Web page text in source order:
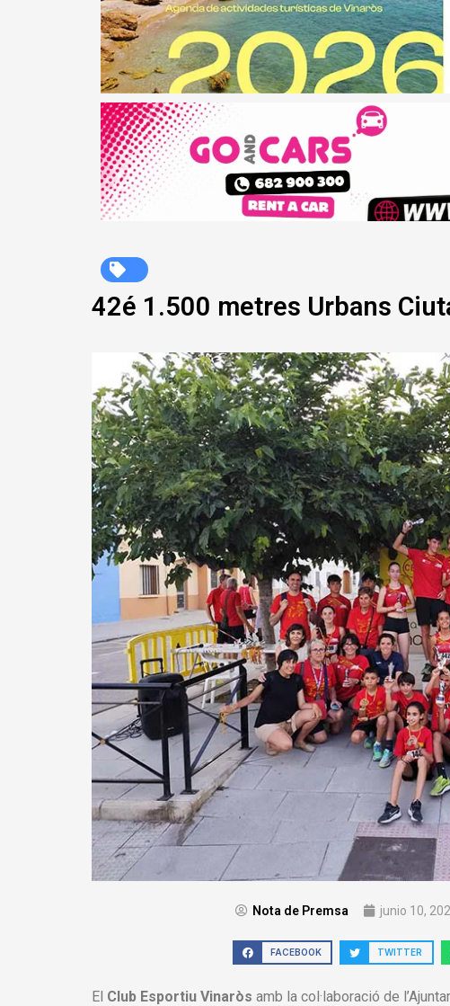
42é 1.500 metres Urbans
Nota de Premsa junio 10,
FACEBOOK TWITTER
El Club Esportiu Vinaròs amb la col·laboració de